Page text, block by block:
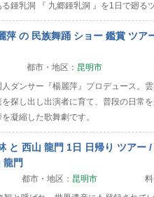
鍾乳洞 『 九郷鍾乳洞 』を1日で廻る
萍 の 民族舞踊 ショー 鑑賞 ツア
都市・地区： 昆明市
ダンサー『楊麗萍』プロデュース。雲
探し出し出演者に育て、普段の日常
凝縮した歌舞劇です。
と 西山 龍門 1日 日帰り ツアー
龍門
都市・地区： 昆明市 料